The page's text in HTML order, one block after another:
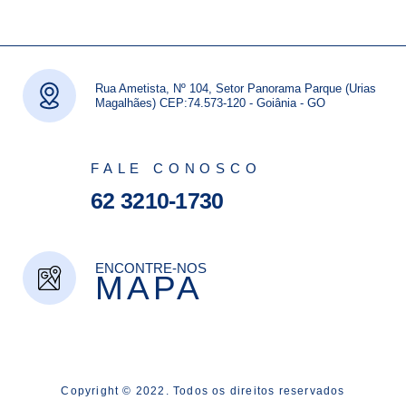
Rua Ametista, Nº 104, Setor Panorama Parque (Urias
Magalhães) CEP:74.573-120 - Goiânia - GO
FALE CONOSCO
62 3210-1730
MAPA
ENCONTRE-NOS
Copyright © 2022. Todos os direitos reservados